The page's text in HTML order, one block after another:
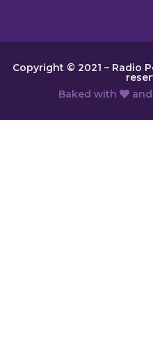
Copyright © 2021 – Radio
Baked with
and